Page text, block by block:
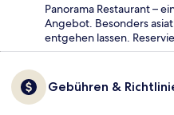
Panorama Restaurant –
Angebot. Besonders
entgehen lassen.
Gebühren &